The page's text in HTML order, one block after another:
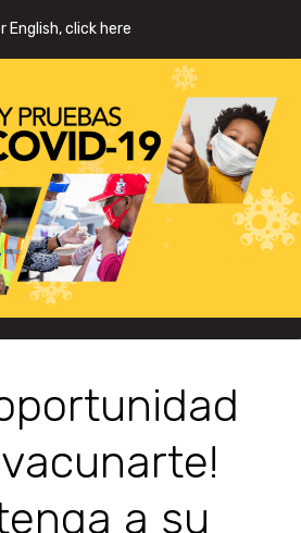
English, click here
a su